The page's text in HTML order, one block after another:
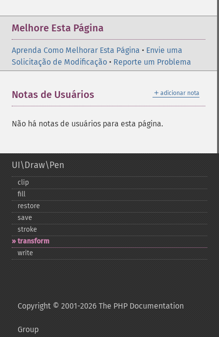
Melhore Esta Página
Aprenda Como Melhorar Esta Página • Envie uma
Solicitação de Modificação • Reporte um Problema
＋ adicionar nota
Notas de Usuários
Não há notas de usuários para esta página.
UI\Draw\Pen
clip
fill
restore
save
stroke
transform
write
Copyright © 2001-2026 The PHP Documentation
Group